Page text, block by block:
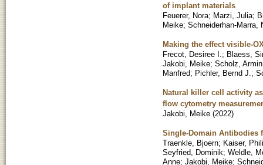
of implant materials
Feuerer, Nora; Marzi, Julia;
Meike; Schneiderhan-Marra,
Making the effect visible-
Frecot, Desiree I. ; Blaess,
Jakobi, Meike; Scholz,
Manfred; Pichler, Bernd J. ;
Natural killer cell activity
flow cytometry
Jakobi, Meike (2022)
Single-Domain Antibodies
Traenkle, Bjoern; Kaiser,
Seyfried, Dominik; Weldle,
Anne; Jakobi, Meike;